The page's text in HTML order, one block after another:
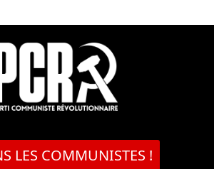
LES COMMUNISTES !